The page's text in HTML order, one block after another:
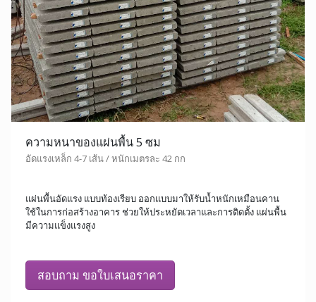
ความหนาของแผ่นพื้น 5 ซม
อัดแรงเหล็ก 4-7 เส้น / หนักเมตรละ 42 กก
แผ่นพื้นอัดแรง แบบท้องเรียบ ออกแบบมาให้รับน้ำหนักเหมือนคาน
ใช้ในการก่อสร้างอาคาร ช่วยให้ประหยัดเวลาและการติดตั้ง แผ่นพื้น
มีความแข็งแรงสูง
สอบถาม ขอใบเสนอราคา